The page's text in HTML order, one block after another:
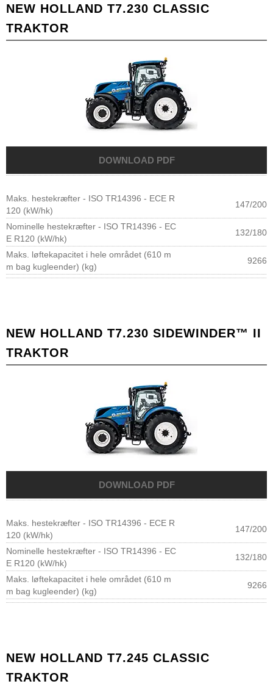
NEW HOLLAND T7.230 CLASSIC
TRAKTOR
Maks. hestekræfter - ISO TR14396 - ECE R
120 (kW/hk)
147/200
Nominelle hestekræfter - ISO TR14396 - EC
E R120 (kW/hk)
132/180
Maks. løftekapacitet i hele området (610 m
m bag kugleender) (kg)
9266
NEW HOLLAND T7.230 SIDEWINDER™ II
TRAKTOR
Maks. hestekræfter - ISO TR14396 - ECE R
120 (kW/hk)
147/200
Nominelle hestekræfter - ISO TR14396 - EC
E R120 (kW/hk)
132/180
Maks. løftekapacitet i hele området (610 m
m bag kugleender) (kg)
9266
NEW HOLLAND T7.245 CLASSIC
TRAKTOR